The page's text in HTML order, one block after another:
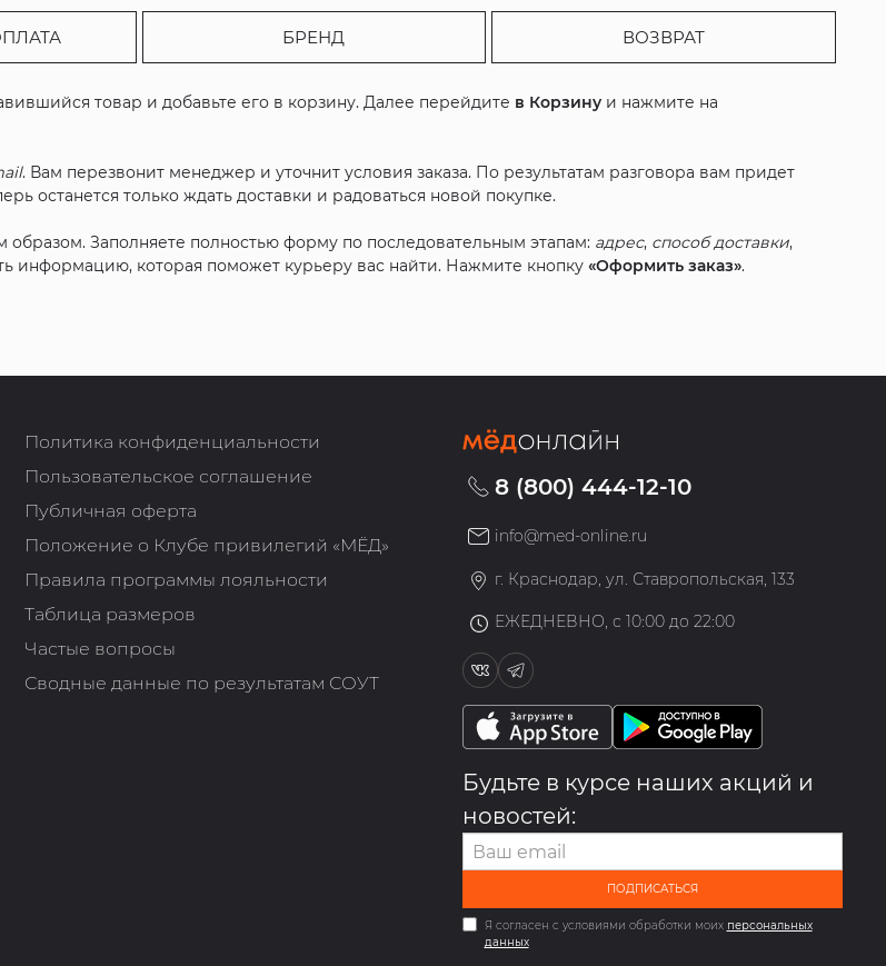
БРЕНД ВОЗВРАТ
товар и добавьте его в корзину. Далее перейдите в Корзину и нажмите на
. Вам перезвонит менеджер и уточнит условия заказа. По результатам разговора вам придет
останется только ждать доставки и радоваться новой покупке.
Заполняете полностью форму по последовательным этапам: адрес, способ доставки,
информацию, которая поможет курьеру вас найти. Нажмите кнопку«Оформить заказ».
Политика конфиденциальности
Пользовательское соглашение
Публичная оферта
Положение о Клубе привилегий «МЁД»
Правила программы лояльности
Таблица размеров
Частые вопросы
Сводные данные по результатам СОУТ
8 (800) 444-12-10
info@med-online.ru
г. Краснодар, ул. Ставропольская, 133
ЕЖЕДНЕВНО, с 10:00 до 22:00
Будьте в курсе наших акций и
новостей:
ПОДПИСАТЬСЯ
Я согласен с условиями обработки моих персональных
данных